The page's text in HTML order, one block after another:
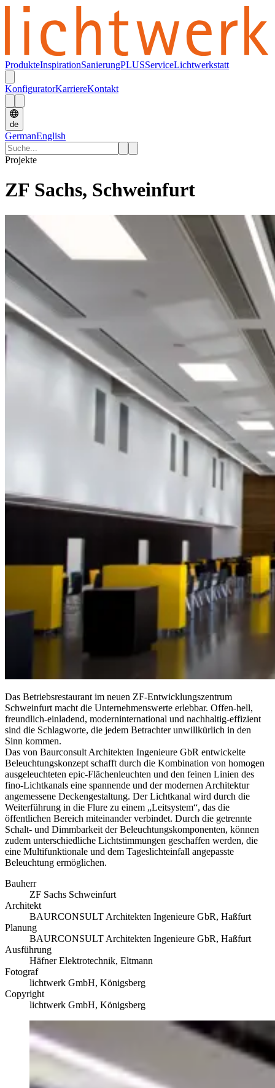
ProdukteInspirationSanierungPLUSServiceLichtwerkstatt
KonfiguratorKarriereKontakt
de
GermanEnglish
Projekte
ZF Sachs, Schweinfurt
Das Betriebsrestaurant im neuen ZF-Entwicklungszentrum
Schweinfurt macht die Unternehmenswerte erlebbar. Offen-hell,
freundlich-einladend, moderninternational und nachhaltig-effizient
sind die Schlagworte, die jedem Betrachter unwillkürlich in den
Sinn kommen.
Das von Baurconsult Architekten Ingenieure GbR entwickelte
Beleuchtungskonzept schafft durch die Kombination von homogen
ausgeleuchteten epic-Flächenleuchten und den feinen Linien des
fino-Lichtkanals eine spannende und der modernen Architektur
angemessene Deckengestaltung. Der Lichtkanal wird durch die
Weiterführung in die Flure zu einem „Leitsystem“, das die
öffentlichen Bereich miteinander verbindet. Durch die getrennte
Schalt- und Dimmbarkeit der Beleuchtungskomponenten, können
zudem unterschiedliche Lichtstimmungen geschaffen werden, die
eine Multifunktionale und dem Tageslichteinfall angepasste
Beleuchtung ermöglichen.
Bauherr
ZF Sachs Schweinfurt
Architekt
BAURCONSULT Architekten Ingenieure GbR, Haßfurt
Planung
BAURCONSULT Architekten Ingenieure GbR, Haßfurt
Ausführung
Häfner Elektrotechnik, Eltmann
Fotograf
lichtwerk GmbH, Königsberg
Copyright
lichtwerk GmbH, Königsberg